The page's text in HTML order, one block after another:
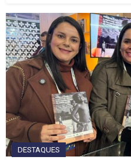
DESTAQUES